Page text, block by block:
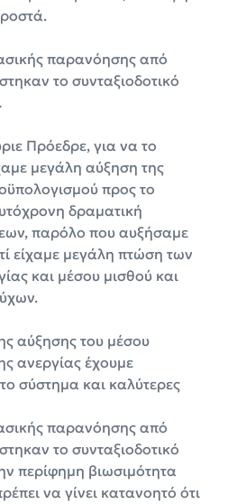
παρανόησης από
το συνταξιοδοτικό
Πρόεδρε, για να το
μεγάλη αύξηση της
προς το
δραματική
παρόλο που αυξήσαμε
είχαμε μεγάλη πτώση των
και μέσου μισθού και
αύξησης του μέσου
ανεργίας έχουμε
σύστημα και καλύτερες
παρανόησης από
το συνταξιοδοτικό
περίφημη βιωσιμότητα
να γίνει κατανοητό ότι